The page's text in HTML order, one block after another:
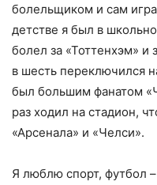
болельщиком и сам
детстве я был в
болел за «Тоттенхэм»
в шесть переключился
был большим фанатом
раз ходил на стадион,
«Арсенала» и «Челси».
Я люблю спорт, футбол